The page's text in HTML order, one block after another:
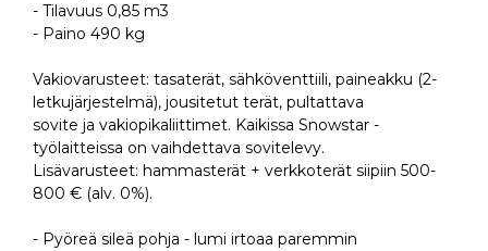
- Tilavuus 0,85 m3
- Paino 490 kg
Vakiovarusteet: tasaterät, sähköventtiili, paineakku (2-
letkujärjestelmä), jousitetut terät, pultattava
sovite ja vakiopikaliittimet. Kaikissa Snowstar -
työlaitteissa on vaihdettava sovitelevy.
Lisävarusteet: hammasterät + verkkoterät siipiin 500-
800 € (alv. 0%).
- Pyöreä sileä pohja - lumi irtoaa paremmin